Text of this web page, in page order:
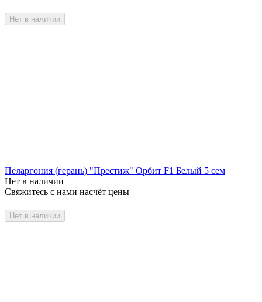
Нет в наличии
Пеларгония (герань) "Престиж" Орбит F1 Белый 5 сем
Нет в наличии
Свяжитесь с нами насчёт цены
Нет в наличии